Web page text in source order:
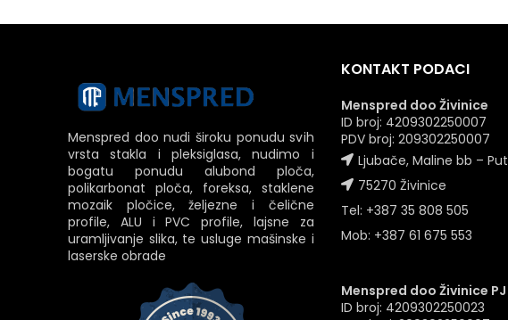
Menspred doo nudi široku ponudu svih
vrsta stakla i pleksiglasa, nudimo i
bogatu ponudu alubond ploča,
polikarbonat ploča, foreksa, staklene
mozaik pločice, željezne i čelične
profile, ALU i PVC profile, lajsne za
uramljivanje slika, te usluge mašinske i
laserske obrade
KONTAKT PODACI
Menspred doo Živinice
ID broj: 4209302250007
PDV broj: 209302250007
Ljubače, Maline bb –
75270 Živinice
Tel: +387 35 808 505
Mob: +387 61 675 553
Menspred doo Živinice
ID broj: 4209302250023